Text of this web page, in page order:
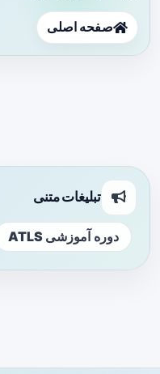
صفحه اصلی
تبلیغات متنی
دوره آموزشی ATLS